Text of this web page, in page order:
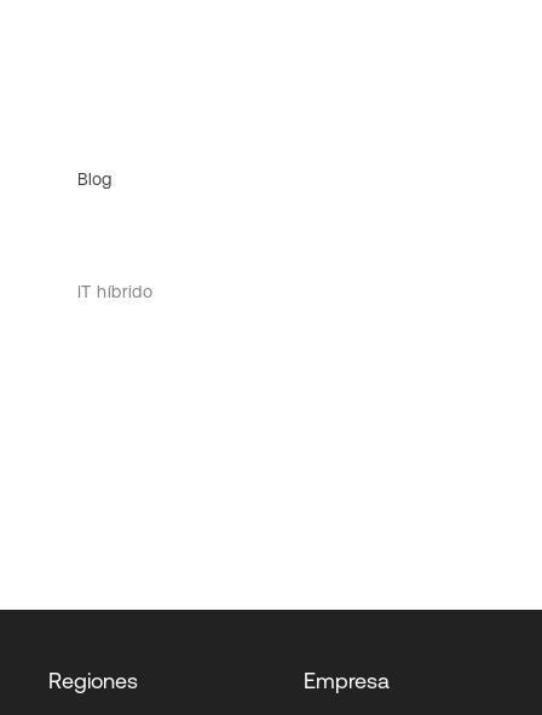
Blog
IT híbrido
Regiones Empresa